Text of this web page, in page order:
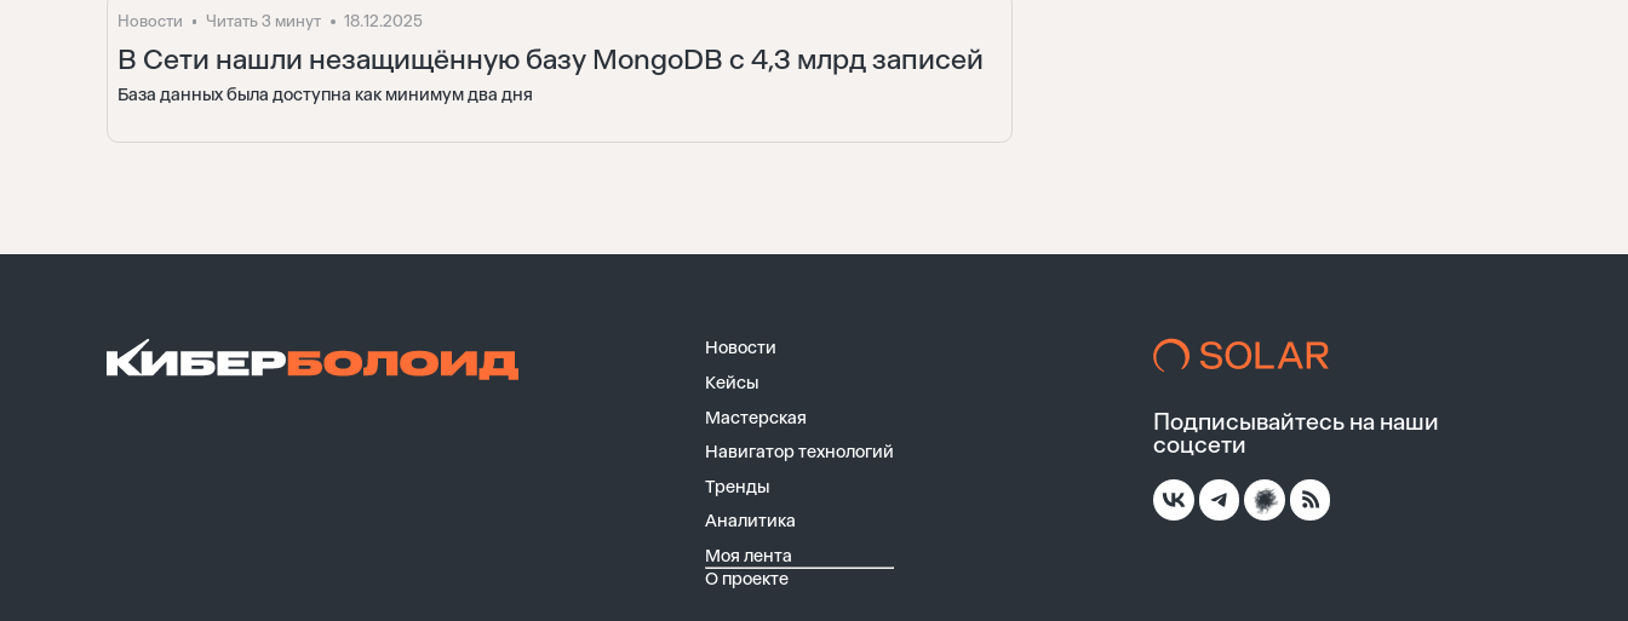
Новости Читать 3 минут 18.12.2025
В Сети нашли незащищённую базу MongoDB с 4,3 млрд записей
База данных была доступна как минимум два дня
Новости
Кейсы
Мастерская
Навигатор технологий
Тренды
Аналитика
Моя лента
О проекте
Подписывайтесь на наши
соцсети